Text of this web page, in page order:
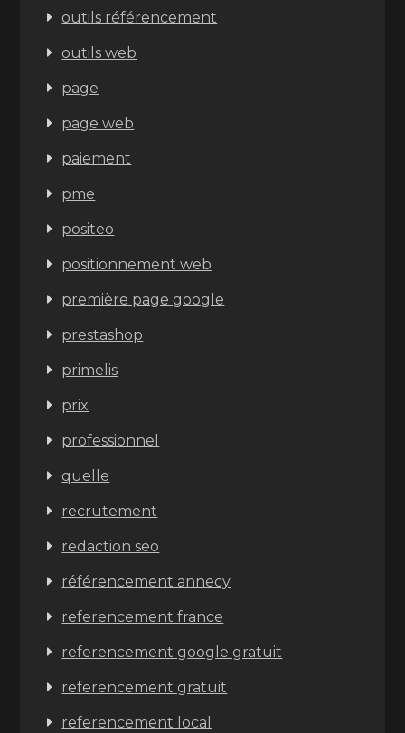
outils référencement
outils web
page
page web
paiement
pme
positeo
positionnement web
première page google
prestashop
primelis
prix
professionnel
quelle
recrutement
redaction seo
référencement annecy
referencement france
referencement google gratuit
referencement gratuit
referencement local